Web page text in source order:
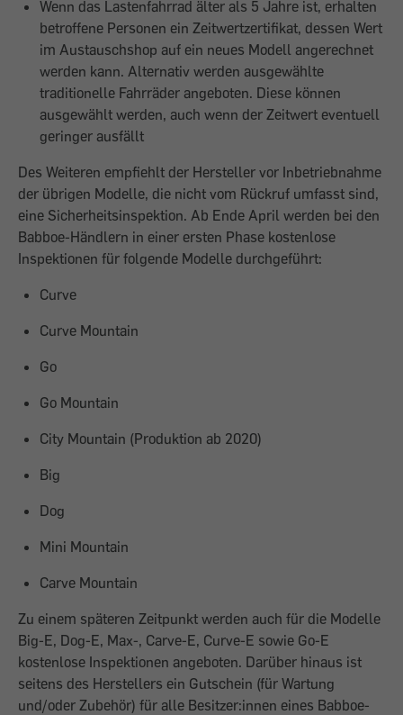
Wenn das Lastenfahrrad älter als 5 Jahre ist, erhalten
betroffene Personen ein Zeitwertzertifikat, dessen Wert
im Austauschshop auf ein neues Modell angerechnet
werden kann. Alternativ werden ausgewählte
traditionelle Fahrräder angeboten. Diese können
ausgewählt werden, auch wenn der Zeitwert eventuell
geringer ausfällt
Des Weiteren empfiehlt der Hersteller vor Inbetriebnahme
der übrigen Modelle, die nicht vom Rückruf umfasst sind,
eine Sicherheitsinspektion. Ab Ende April werden bei den
Babboe-Händlern in einer ersten Phase kostenlose
Inspektionen für folgende Modelle durchgeführt:
Curve
Curve Mountain
Go
Go Mountain
City Mountain (Produktion ab 2020)
Big
Dog
Mini Mountain
Carve Mountain
Zu einem späteren Zeitpunkt werden auch für die Modelle
Big-E, Dog-E, Max-, Carve-E, Curve-E sowie Go-E
kostenlose Inspektionen angeboten. Darüber hinaus ist
seitens des Herstellers ein Gutschein (für Wartung
und/oder Zubehör) für alle Besitzer:innen eines Babboe-